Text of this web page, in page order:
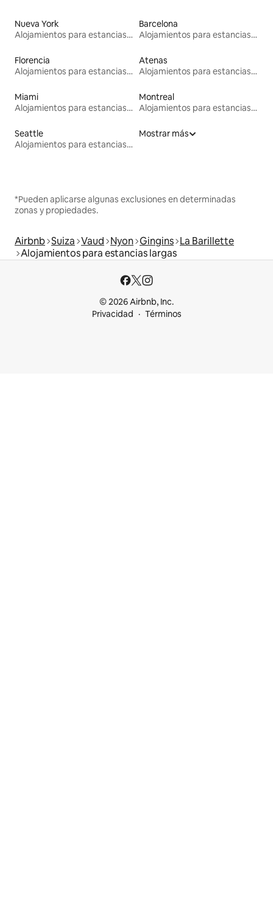
Nueva York
Alojamientos para estancias largas
Barcelona
Alojamientos para estancias largas
Florencia
Alojamientos para estancias largas
Atenas
Alojamientos para estancias largas
Miami
Alojamientos para estancias largas
Montreal
Alojamientos para estancias largas
Seattle
Alojamientos para estancias largas
Mostrar más
*Pueden aplicarse algunas exclusiones en determinadas
zonas y propiedades.
Airbnb Suiza Vaud Nyon Gingins La Barillette
Alojamientos para estancias largas
© 2026 Airbnb, Inc.
Privacidad
Términos